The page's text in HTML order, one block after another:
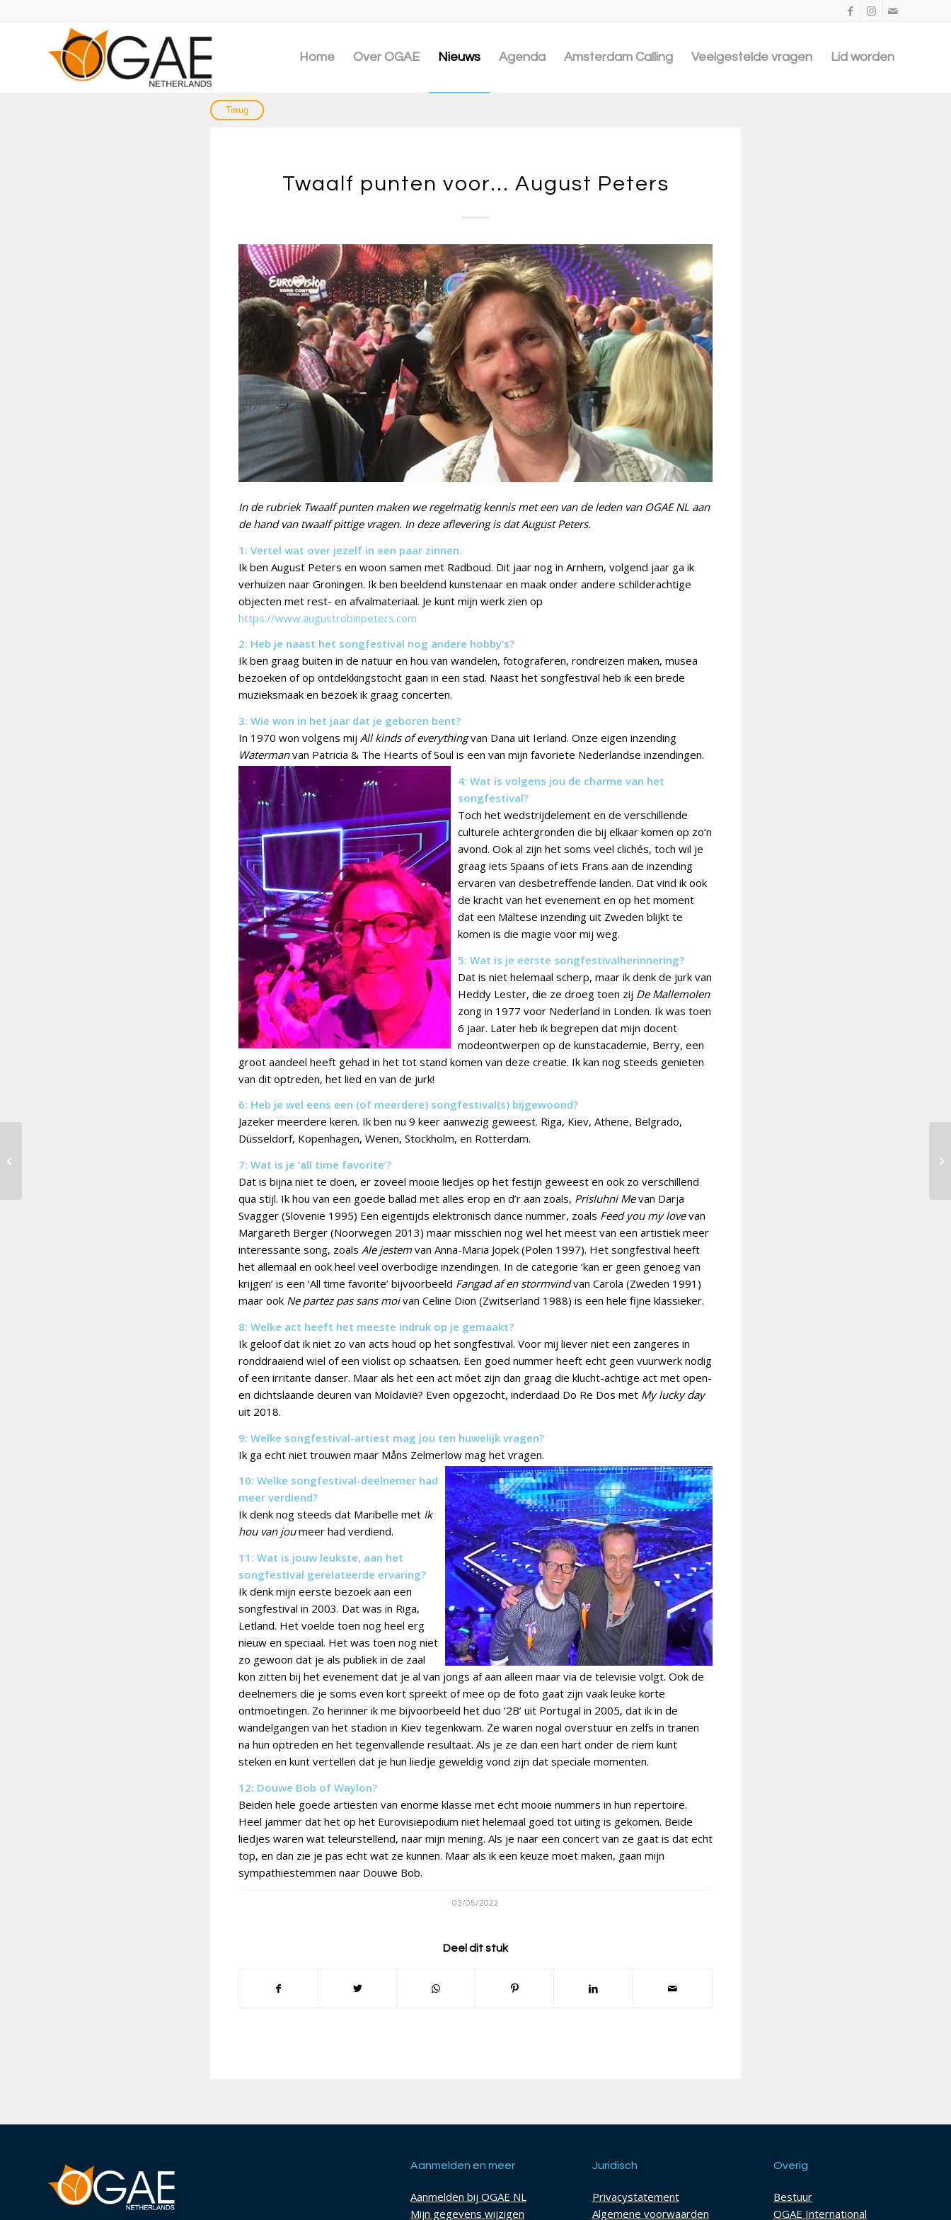
Home Over OGAE Nieuws Agenda Amsterdam Calling Veelgestelde vragen Lid worden
Twaalf punten voor… August Peters
In de rubriek Twaalf punten maken we regelmatig kennis met een van de leden van OGAE NL aan
de hand van twaalf pittige vragen. In deze aflevering is dat August Peters.
1: Vertel wat over jezelf in een paar zinnen.
Ik ben August Peters en woon samen met Radboud. Dit jaar nog in Arnhem, volgend jaar ga ik
verhuizen naar Groningen. Ik ben beeldend kunstenaar en maak onder andere schilderachtige
objecten met rest- en afvalmateriaal. Je kunt mijn werk zien op
https://www.augustrobinpeters.com
2: Heb je naast het songfestival nog andere hobby’s?
Ik ben graag buiten in de natuur en hou van wandelen, fotograferen, rondreizen maken, musea
bezoeken of op ontdekkingstocht gaan in een stad. Naast het songfestival heb ik een brede
muzieksmaak en bezoek ik graag concerten.
3: Wie won in het jaar dat je geboren bent?
In 1970 won volgens mij All kinds of everythingvan Dana uit Ierland. Onze eigen inzending
Watermanvan Patricia & The Hearts of Soul is een van mijn favoriete Nederlandse inzendingen.
4: Wat is volgens jou de charme van het
songfestival?
Toch het wedstrijdelement en de verschillende
culturele achtergronden die bij elkaar komen op zo’n
avond. Ook al zijn het soms veel clichés, toch wil je
graag iets Spaans of iets Frans aan de inzending
ervaren van desbetreffende landen. Dat vind ik ook
de kracht van het evenement en op het moment
dat een Maltese inzending uit Zweden blijkt te
komen is die magie voor mij weg.
5: Wat is je eerste songfestivalherinnering?
Dat is niet helemaal scherp, maar ik denk de jurk van
Heddy Lester, die ze droeg toen zij De Mallemolen
zong in 1977 voor Nederland in Londen. Ik was toen
6 jaar. Later heb ik begrepen dat mijn docent
modeontwerpen op de kunstacademie, Berry, een
groot aandeel heeft gehad in het tot stand komen van deze creatie. Ik kan nog steeds genieten
van dit optreden, het lied en van de jurk!
6: Heb je wel eens een (of meerdere) songfestival(s) bijgewoond?
Jazeker meerdere keren. Ik ben nu 9 keer aanwezig geweest. Riga, Kiev, Athene, Belgrado,
Düsseldorf, Kopenhagen, Wenen, Stockholm, en Rotterdam.
7: Wat is je ‘all time favorite’?
Dat is bijna niet te doen, er zoveel mooie liedjes op het festijn geweest en ook zo verschillend
qua stijl. Ik hou van een goede ballad met alles erop en d’r aan zoals, Prisluhni Mevan Darja
Svagger (Slovenië 1995) Een eigentijds elektronisch dance nummer, zoals Feed you my lovevan
Margareth Berger (Noorwegen 2013) maar misschien nog wel het meest van een artistiek meer
interessante song, zoals Ale jestemvan Anna-Maria Jopek (Polen 1997). Het songfestival heeft
het allemaal en ook heel veel overbodige inzendingen. In de categorie ‘kan er geen genoeg van
krijgen’ is een ‘All time favorite’ bijvoorbeeld Fangad af en stormvindvan Carola (Zweden 1991)
maar ook Ne partez pas sans moivan Celine Dion (Zwitserland 1988) is een hele fijne klassieker.
8: Welke act heeft het meeste indruk op je gemaakt?
Ik geloof dat ik niet zo van acts houd op het songfestival. Voor mij liever niet een zangeres in
ronddraaiend wiel of een violist op schaatsen. Een goed nummer heeft echt geen vuurwerk nodig
of een irritante danser. Maar als het een act móet zijn dan graag die klucht-achtige act met open-
en dichtslaande deuren van Moldavië? Even opgezocht, inderdaad Do Re Dos met My lucky day
uit 2018.
9: Welke songfestival-artiest mag jou ten huwelijk vragen?
Ik ga echt niet trouwen maar Måns Zelmerlow mag het vragen.
10: Welke songfestival-deelnemer had
meer verdiend?
Ik denk nog steeds dat Maribelle met Ik
hou van joumeer had verdiend.
11: Wat is jouw leukste, aan het
songfestival gerelateerde ervaring?
Ik denk mijn eerste bezoek aan een
songfestival in 2003. Dat was in Riga,
Letland. Het voelde toen nog heel erg
nieuw en speciaal. Het was toen nog niet
zo gewoon dat je als publiek in de zaal
kon zitten bij het evenement dat je al van jongs af aan alleen maar via de televisie volgt. Ook de
deelnemers die je soms even kort spreekt of mee op de foto gaat zijn vaak leuke korte
ontmoetingen. Zo herinner ik me bijvoorbeeld het duo ‘2B’ uit Portugal in 2005, dat ik in de
wandelgangen van het stadion in Kiev tegenkwam. Ze waren nogal overstuur en zelfs in tranen
na hun optreden en het tegenvallende resultaat. Als je ze dan een hart onder de riem kunt
steken en kunt vertellen dat je hun liedje geweldig vond zijn dat speciale momenten.
12: Douwe Bob of Waylon?
Beiden hele goede artiesten van enorme klasse met echt mooie nummers in hun repertoire.
Heel jammer dat het op het Eurovisiepodium niet helemaal goed tot uiting is gekomen. Beide
liedjes waren wat teleurstellend, naar mijn mening. Als je naar een concert van ze gaat is dat echt
top, en dan zie je pas echt wat ze kunnen. Maar als ik een keuze moet maken, gaan mijn
sympathiestemmen naar Douwe Bob.
03/05/2022
Deel dit stuk
Aanmelden en meer
Aanmelden bij OGAE NL
Mijn gegevens wijzigen
Juridisch
Privacystatement
Algemene voorwaarden
Overig
Bestuur
OGAE International